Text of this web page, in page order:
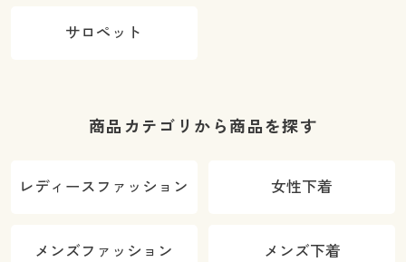
サロペット
商品カテゴリから商品を探す
レディースファッション 女性下着
メンズファッション メンズ下着